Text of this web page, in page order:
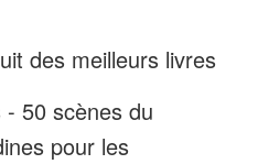
des meilleurs livres
50 scènes du
pour les